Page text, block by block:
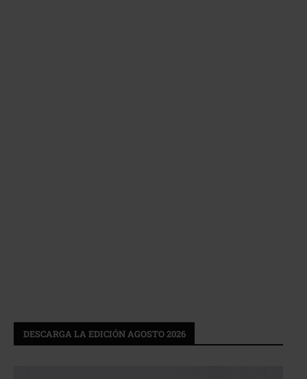
DESCARGA LA EDICIÓN AGOSTO 2026